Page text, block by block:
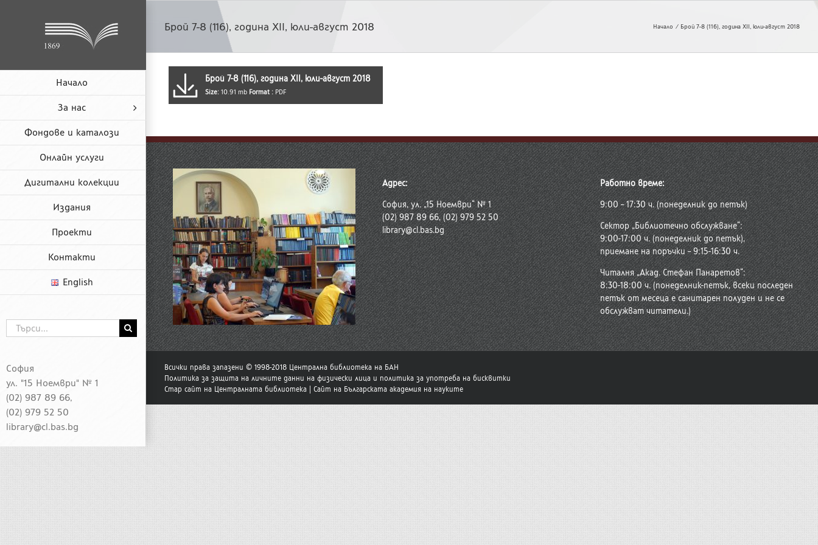
Начало
За нас
Фондове и каталози
Онлайн услуги
Дигитални колекции
Издания
Проекти
Контакти
English
София
ул. "15 Ноември" № 1
(02) 987 89 66,
(02) 979 52 50
library@cl.bas.bg
Търсене
...
Брой 7-8 (116), година XII, юли-август 2018 Начало Брой 7-8 (116), година XII, юли-август 2018
Брой 7-8 (116), година XII, юли-август 2018
Size: 10.91 mb Format : PDF
Адрес:
София, ул. „15 Ноември“ № 1
(02) 987 89 66, (02) 979 52 50
library@cl.bas.bg
Работно време:
9:00 – 17:30 ч. (понеделник до петък)
Сектор „Библиотечно обслужване“:
9:00-17:00 ч. (понеделник до петък),
приемане на поръчки – 9:15-16:30 ч.
Читалня „Акад. Стефан Панаретов“:
8:30-18:00 ч. (понеделник-петък, всеки последен
петък от месеца е санитарен полуден и не се
обслужват читатели.)
Всички права запазени © 1998-2018 Централна библиотека на БАН
Политика за защита на личните данни на физически лица и политика за употреба на бисквитки
Стар сайт на Централната библиотека
Сайт на Българската академия на науките